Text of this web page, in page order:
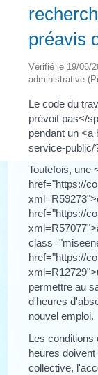
préavis
Vérifié le 19/06/
administrative
Le code du
prévoit pas</
pendant un <a
service-public/
Toutefois, une
href="https://
href="https://
href="https://
permettre au
d'heures
nouvel emploi.
Les conditions
heures
collective,